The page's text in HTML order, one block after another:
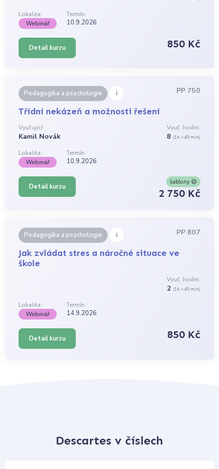
Lokalita:
Termín:
Webinář
10.9.2026
Detail kurzu 850 Kč
Pedagogika a psychologie i PP 750
Třídní nekázeň a možnosti řešení
Vyučující:
Kamil Novák
Vyuč. hodin:
8 (1h = 45 min)
Lokalita:
Termín:
Webinář
10.9.2026
Detail kurzu
šablony
2 750 Kč
Pedagogika a psychologie i PP 807
Jak zvládat stres a náročné situace ve
škole
Vyuč. hodin:
2 (1h = 45 min)
Lokalita:
Termín:
Webinář
14.9.2026
Detail kurzu 850 Kč
Descartes v číslech